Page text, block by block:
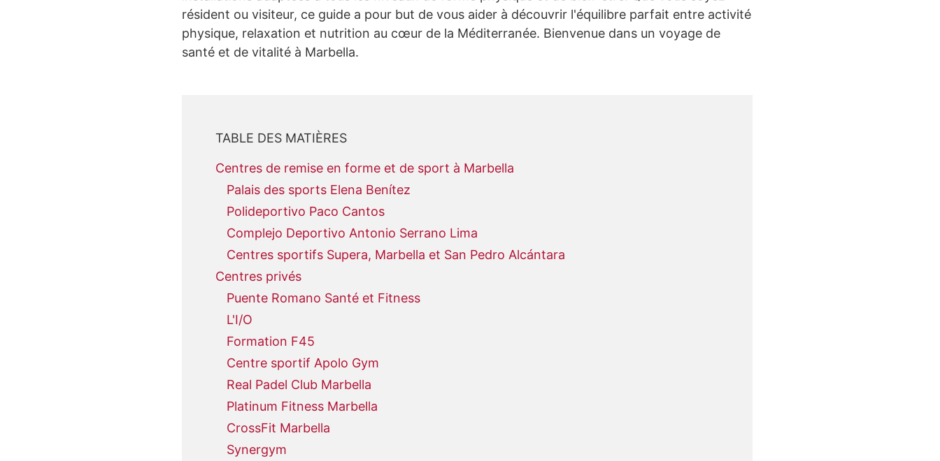
résident ou visiteur, ce guide a pour but de vous aider à découvrir l'équilibre parfait entre activité
physique, relaxation et nutrition au cœur de la Méditerranée. Bienvenue dans un voyage de
santé et de vitalité à Marbella.
TABLE DES MATIÈRES
Centres de remise en forme et de sport à Marbella
Palais des sports Elena Benítez
Polideportivo Paco Cantos
Complejo Deportivo Antonio Serrano Lima
Centres sportifs Supera, Marbella et San Pedro Alcántara
Centres privés
Puente Romano Santé et Fitness
L'I/O
Formation F45
Centre sportif Apolo Gym
Real Padel Club Marbella
Platinum Fitness Marbella
CrossFit Marbella
Synergym